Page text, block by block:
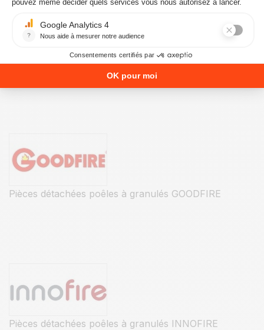
Pièces détachées poêles à granulés GODIN
Pièces détachées poêles à granulés GOODFIRE
Pièces détachées poêles à granulés INNOFIRE